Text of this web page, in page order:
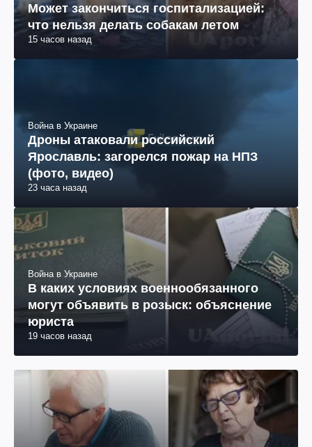
Может закончиться госпитализацией:
что нельзя делать собакам летом
15 часов назад
Война в Украине
Дроны атаковали российский
Ярославль: загорелся пожар на НПЗ
(фото, видео)
23 часа назад
Война в Украине
В каких условиях военнообязанного
могут объявить в розыск: объяснение
юриста
19 часов назад